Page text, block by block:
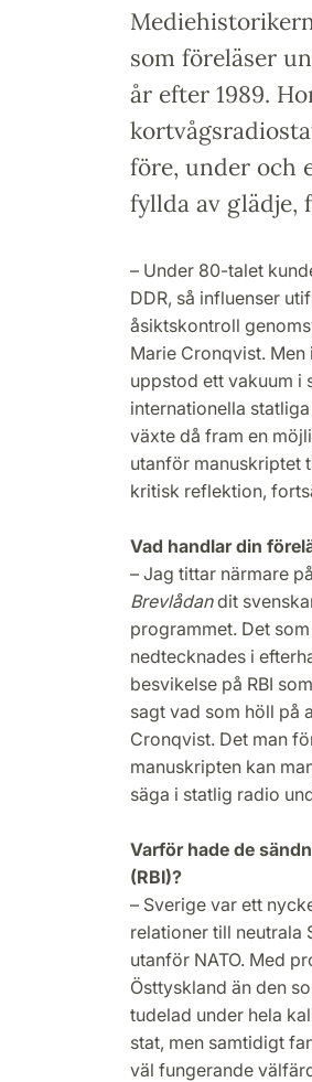
som föreläser
år efter 1989.
före, under och
fyllda av glädje,
– Under 80-talet
DDR, så influenser
åsiktskontroll
Marie Cronqvist.
uppstod ett vakuum i
internationella
växte då fram en
utanför manuskriptet
kritisk reflektion,
Vad handlar din
– Jag tittar närmare
Brevlådandit
programmet. Det
nedtecknades i
besvikelse på RBI
sagt vad som höll på
Cronqvist. Det man
manuskripten kan
säga i statlig radio
Varför hade de
(RBI)?
– Sverige var ett
relationer till neutrala
utanför NATO. Med
Östtyskland än den
tudelad under hela
stat, men samtidigt
väl fungerande